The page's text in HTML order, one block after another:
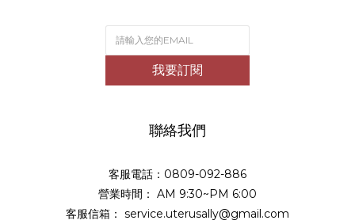
我要訂閱
聯絡我們
客服電話：0809-092-886
營業時間： AM 9:30~PM 6:00
客服信箱： service.uterusally@gmail.com